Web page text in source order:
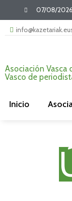
07/08/2026
Asociación Vasca
Vasco de
Inicio